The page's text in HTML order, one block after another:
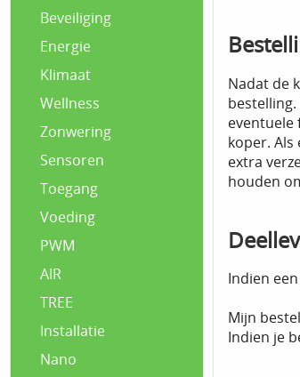
Beveiliging
Energie
Klimaat
Wellness
Zonwering
Sensoren
Toegang
Voeding
PWM
AIR
TREE
Installatie
Nano
Nadat de
eventuele
koper.
extra
houden
Indien
Mijn
Indien je